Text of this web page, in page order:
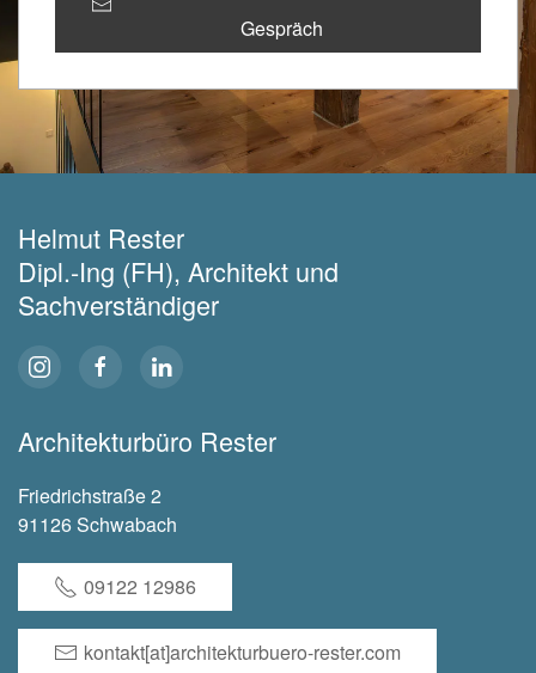
Gespräch
Helmut Rester
Dipl.-Ing (FH), Architekt und
Sachverständiger
Architekturbüro Rester
Friedrichstraße 2
91126 Schwabach
09122 12986
kontakt[at]architekturbuero-rester.com